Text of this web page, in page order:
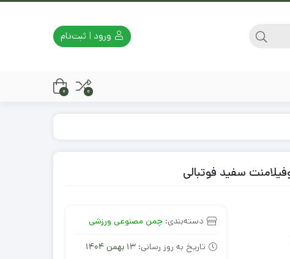
ورود | ثبت‌نام
0
0
سفید فوتبالی
دسته‌بندی: چمن مصنوعی ورزشی
تاریخ به روز رسانی:13 بهمن 1404